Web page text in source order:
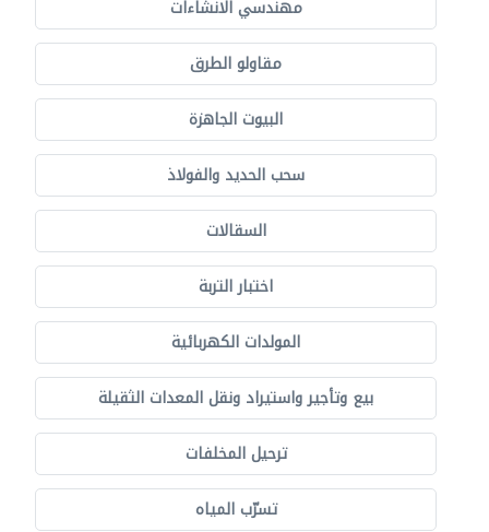
مهندسي الانشاءات
مقاولو الطرق
البيوت الجاهزة
سحب الحديد والفولاذ
السقالات
اختبار التربة
المولدات الكهربائية
بيع وتأجير واستيراد ونقل المعدات الثقيلة
ترحيل المخلفات
تسرّب المياه